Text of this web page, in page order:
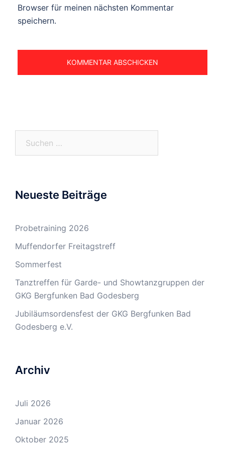
Browser für meinen nächsten Kommentar
speichern.
Neueste Beiträge
Probetraining 2026
Muffendorfer Freitagstreff
Sommerfest
Tanztreffen für Garde- und Showtanzgruppen der
GKG Bergfunken Bad Godesberg
Jubiläumsordensfest der GKG Bergfunken Bad
Godesberg e.V.
Archiv
Juli 2026
Januar 2026
Oktober 2025